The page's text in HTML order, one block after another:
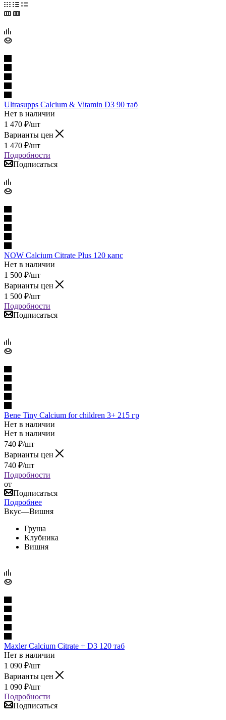
Ultrasupps Calcium & Vitamin D3 90 таб
Нет в наличии
1 470 ₽/шт
Варианты цен
1 470 ₽/шт
Подробности
Подписаться
NOW Calcium Citrate Plus 120 капс
Нет в наличии
1 500 ₽/шт
Варианты цен
1 500 ₽/шт
Подробности
Подписаться
Bene Tiny Calcium for children 3+ 215 гр
Нет в наличии
Нет в наличии
740 ₽/шт
Варианты цен
740 ₽/шт
Подробности
от
Подписаться
Подробнее
Вкус—Вишня
Груша
Клубника
Вишня
Maxler Calcium Citrate + D3 120 таб
Нет в наличии
1 090 ₽/шт
Варианты цен
1 090 ₽/шт
Подробности
Подписаться